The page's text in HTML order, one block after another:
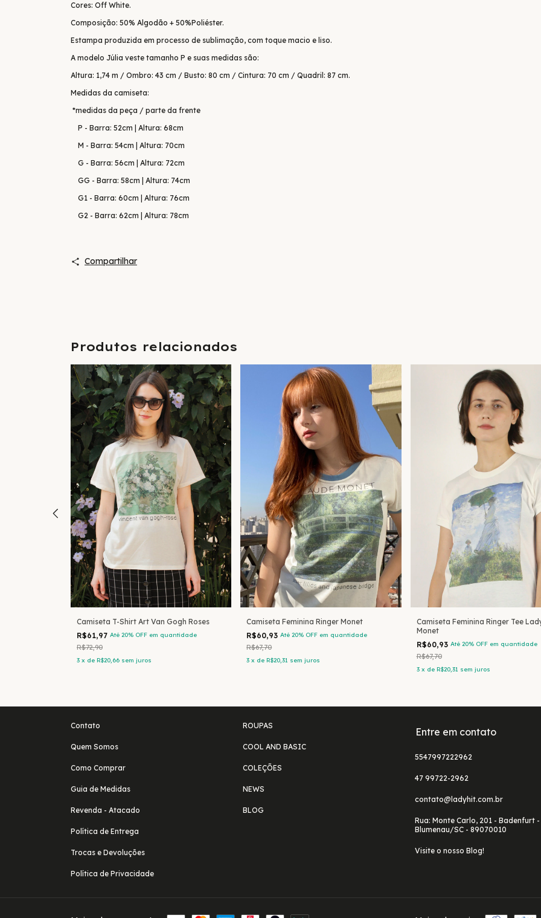
Cores: Off White.
Composição: 50% Algodão + 50%Poliéster.
Estampa produzida em processo de sublimação, com toque macio e liso.
A modelo Júlia veste tamanho P e suas medidas são:
Altura: 1,74 m / Ombro: 43 cm / Busto: 80 cm / Cintura: 70 cm / Quadril: 87 cm.
Medidas da camiseta:
*medidas da peça / parte da frente
P - Barra: 52cm | Altura: 68cm
M - Barra: 54cm | Altura: 70cm
G - Barra: 56cm | Altura: 72cm
GG - Barra: 58cm | Altura: 74cm
G1 - Barra: 60cm | Altura: 76cm
G2 - Barra: 62cm | Altura: 78cm
Compartilhar
Produtos relacionados
Camiseta T-Shirt Art Van Gogh Roses
R$61,97 Até 20% OFF em quantidade
R$72,90
3 x de R$20,66 sem juros
Camiseta Feminina Ringer Monet
R$60,93Até 20% OFF em quantidade
R$67,70
3 x deR$20,31 sem juros
Camiseta Feminina Ringer Tee
Monet
R$60,93 Até 20% OFF em quantidade
R$67,70
3 x de R$20,31 sem juros
Contato
Quem Somos
Como Comprar
Guia de Medidas
Revenda - Atacado
Política de Entrega
Trocas e Devoluções
Política de Privacidade
ROUPAS
COOL AND BASIC
COLEÇÕES
NEWS
BLOG
Entre em contato
5547997222962
47 99722-2962
contato@ladyhit.com.br
Rua: Monte Carlo, 201 - Badenfurt -
Blumenau/SC - 89070010
Visite o nosso Blog!